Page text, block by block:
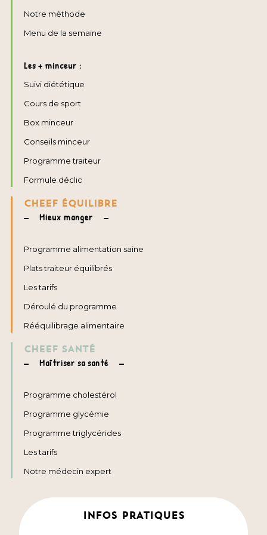
Notre méthode
Menu de la semaine
Les + minceur :
Suivi diététique
Cours de sport
Box minceur
Conseils minceur
Programme traiteur
Formule déclic
CHEEF ÉQUILIBRE
Mieux manger
Programme alimentation saine
Plats traiteur équilibrés
Les tarifs
Déroulé du programme
Rééquilibrage alimentaire
CHEEF SANTÉ
Maîtriser sa santé
Programme cholestérol
Programme glycémie
Programme triglycérides
Les tarifs
Notre médecin expert
INFOS PRATIQUES